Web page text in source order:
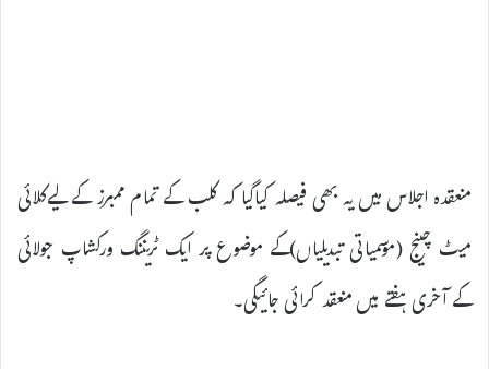
منعقدہ اجلاس میں یہ بھی فیصلہ کیاگیا کہ کلب کے تمام ممبرز کے لیےکلائی
میٹ چینج (موسمیاتی تبدیلیاں)کے موضوع پر ایک ٹریننگ ورکشاپ جولائی
کے آخری ہفتے میں منعقد کرائی جائیگی۔